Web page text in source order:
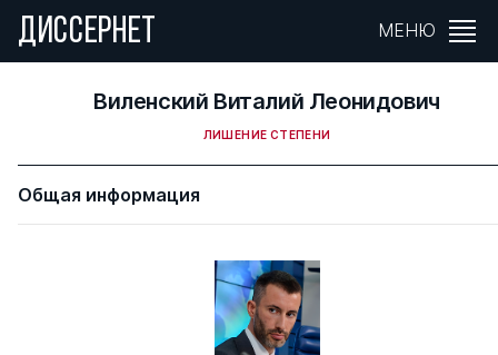
ДИССЕРНЕТ МЕНЮ
Виленский Виталий Леонидович
ЛИШЕНИЕ СТЕПЕНИ
Общая информация